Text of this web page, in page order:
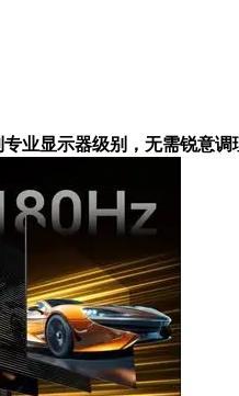
专业显示器级别，无需锐意